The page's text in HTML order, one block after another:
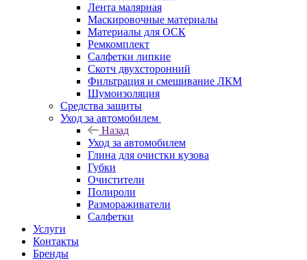
Лента малярная
Маскировочные материалы
Материалы для ОСК
Ремкомплект
Салфетки липкие
Скотч двухсторонний
Фильтрация и смешивание ЛКМ
Шумоизоляция
Средства защиты
Уход за автомобилем
Назад
Уход за автомобилем
Глина для очистки кузова
Губки
Очистители
Полироли
Размораживатели
Салфетки
Услуги
Контакты
Бренды